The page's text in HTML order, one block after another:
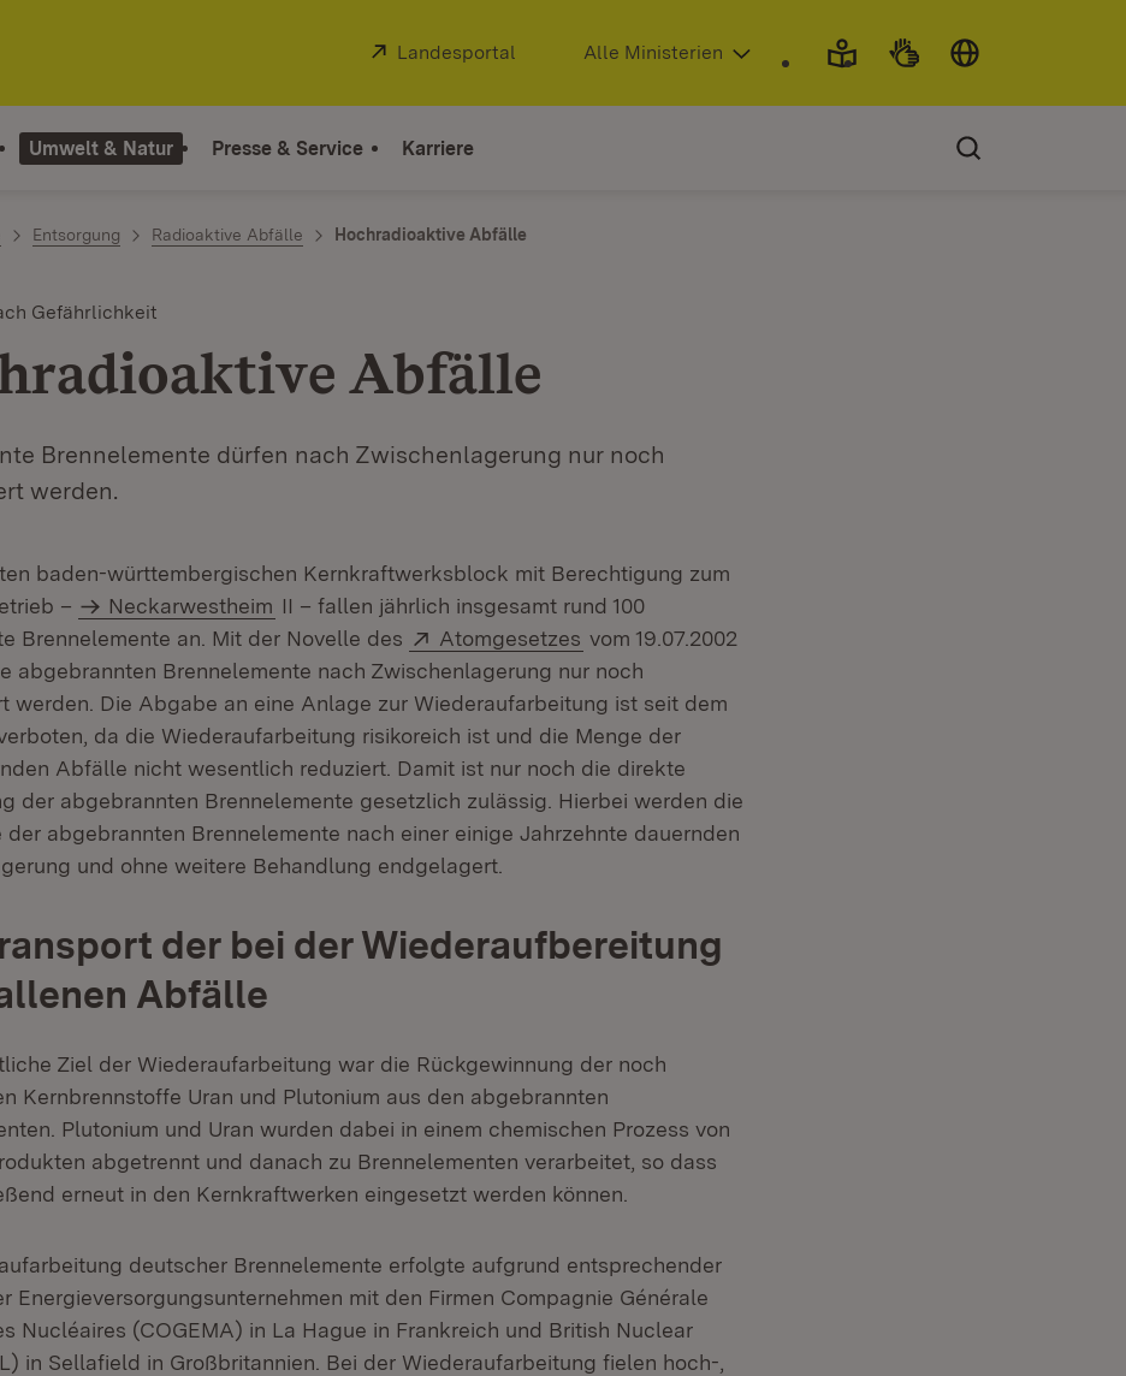
Extern:
Landesportal (Öffnet in neuem Fenster)
Alle Ministerien
Umwelt & Natur Presse & Service Karriere
Entsorgung Radioaktive Abfälle Hochradioaktive Abfälle
Gefährlichkeit
Abfälle
Brennelemente dürfen nach Zwischenlagerung nur noch
werden.
baden-württembergischen Kernkraftwerksblock mit Berechtigung zum
–
Neckarwestheim II – fallen jährlich insgesamt rund 100
Brennelemente an. Mit der Novelle des
Extern:
Atomgesetzes (Öffnet in neuem Fenster)
vom 19.07.2002
abgebrannten Brennelemente nach Zwischenlagerung nur noch
werden. Die Abgabe an eine Anlage zur Wiederaufarbeitung ist seit dem
da die Wiederaufarbeitung risikoreich ist und die Menge der
Abfälle nicht wesentlich reduziert. Damit ist nur noch die direkte
der abgebrannten Brennelemente gesetzlich zulässig. Hierbei werden die
der abgebrannten Brennelemente nach einer einige Jahrzehnte dauernden
und ohne weitere Behandlung endgelagert.
der bei der Wiederaufbereitung
Abfälle
Ziel der Wiederaufarbeitung war die Rückgewinnung der noch
Kernbrennstoffe Uran und Plutonium aus den abgebrannten
Plutonium und Uran wurden dabei in einem chemischen Prozess von
abgetrennt und danach zu Brennelementen verarbeitet, so dass
erneut in den Kernkraftwerken eingesetzt werden können.
deutscher Brennelemente erfolgte aufgrund entsprechender
Energieversorgungsunternehmen mit den Firmen Compagnie Générale
Nucléaires (COGEMA) in La Hague in Frankreich und British Nuclear
in Sellafield in Großbritannien. Bei der Wiederaufarbeitung fielen hoch-,